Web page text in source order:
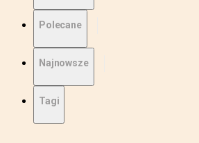
Polecane
Najnowsze
Tagi